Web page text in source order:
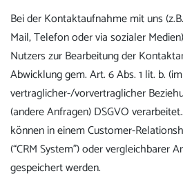
Bei der Kontaktaufnahme mit uns
Mail, Telefon oder via sozialer
Nutzers zur Bearbeitung der
Abwicklung gem. Art. 6 Abs. 1 lit. b.
vertraglicher-/vorvertraglicher
(andere Anfragen) DSGVO
können in einem Customer-
(“CRM System”) oder vergleichbarer
gespeichert werden.